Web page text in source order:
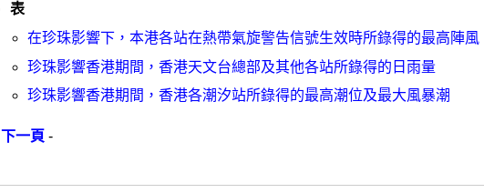
表
在珍珠影響下，本港各站在熱帶氣旋警告信號生效時所錄得的最高陣
珍珠影響香港期間，香港天文台總部及其他各站所錄得的日雨量
珍珠影響香港期間，香港各潮汐站所錄得的最高潮位及最大風暴潮
下一頁 -